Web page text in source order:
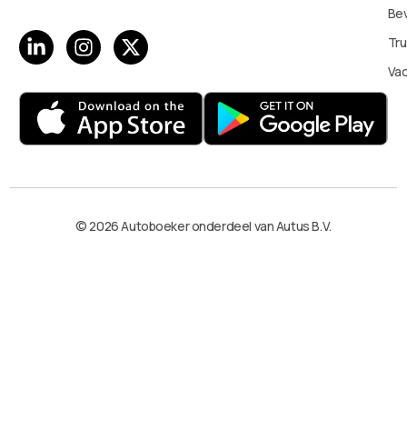
© 2026 Autoboeker onderdeel van Autus B.V.